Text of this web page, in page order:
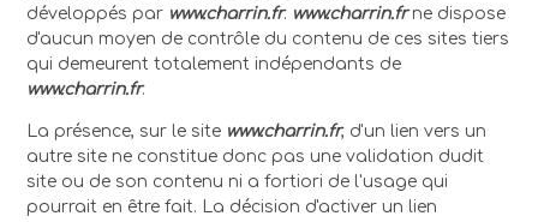
développés par www.charrin.fr. www.charrin.frne dispose
d'aucun moyen de contrôle du contenu de ces sites tiers
qui demeurent totalement indépendants de
www.charrin.fr.
La présence, sur le site www.charrin.fr, d'un lien vers un
autre site ne constitue donc pas une validation dudit
site ou de son contenu ni a fortiori de l'usage qui
pourrait en être fait. La décision d'activer un lien